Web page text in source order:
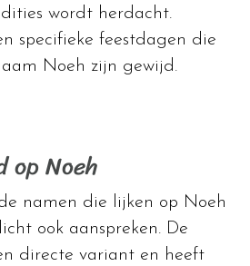
wordt herdacht.
specifieke feestdagen die
Noeh zijn gewijd.
op Noeh
namen die lijken op Noeh
ook aanspreken. De
directe variant en heeft